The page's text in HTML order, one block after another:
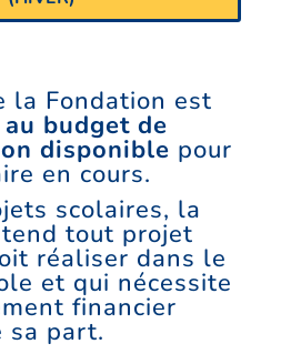
la Fondation est
budget de
disponible pour
en cours.
scolaires, la
tout projet
réaliser dans le
et qui nécessite
financier
sa part.